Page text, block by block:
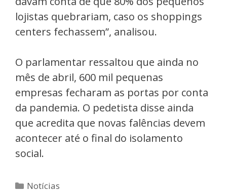
lojistas quebrariam, caso os shoppings
centers fechassem”, analisou.
O parlamentar ressaltou que ainda no
mês de abril, 600 mil pequenas
empresas fecharam as portas por conta
da pandemia. O pedetista disse ainda
que acredita que novas falências devem
acontecer até o final do isolamento
social.
Notícias